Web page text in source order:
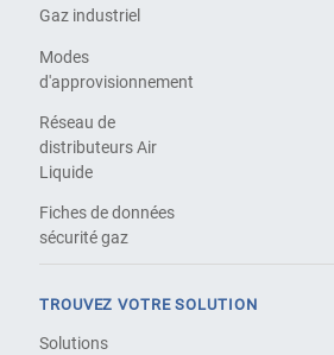
Gaz industriel
Modes
d'approvisionnement
Réseau de
distributeurs Air
Liquide
Fiches de données
sécurité gaz
TROUVEZ VOTRE SOLUTION
Solutions